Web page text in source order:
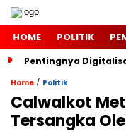
HOME POLITIK
Pentingnya
Home / Politik
Calwalkot
Tersangka